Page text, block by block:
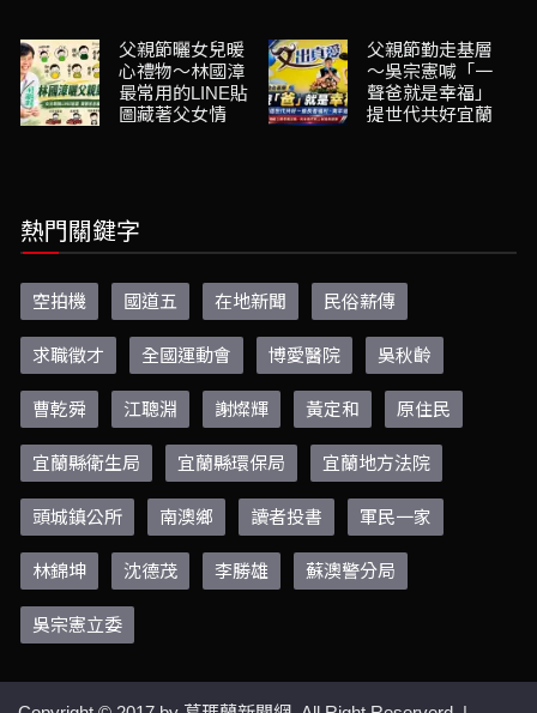
父親節曬女兒暖
心禮物～林國漳
最常用的LINE貼
圖藏著父女情
父親節勤走基層
～吳宗憲喊「一
聲爸就是幸福」
提世代共好宜蘭
熱門關鍵字
空拍機 國道五 在地新聞 民俗薪傳
求職徵才 全國運動會 博愛醫院 吳秋齡
曹乾舜 江聰淵 謝燦輝 黃定和 原住民
宜蘭縣衛生局 宜蘭縣環保局 宜蘭地方法院
頭城鎮公所 南澳鄉 讀者投書 軍民一家
林錦坤 沈德茂 李勝雄 蘇澳警分局
吳宗憲立委